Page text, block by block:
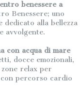
benessere a
Benessere; uno
alla bellezza
avvolgente.
con acqua di mare
docce emozionali,
relax per
percorso cardio